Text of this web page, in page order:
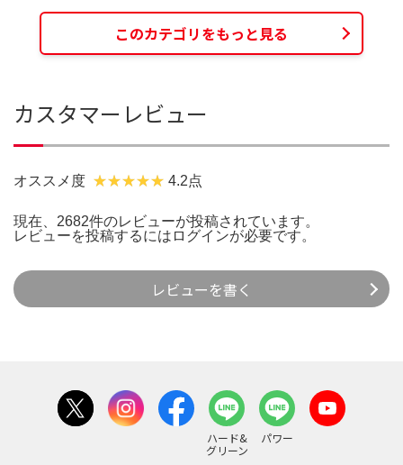
このカテゴリをもっと見る
カスタマーレビュー
オススメ度 4.2点
現在、2682件のレビューが投稿されています。
レビューを投稿するには ログインが必要です。
レビューを書く
ハード&
グリーン
パワー